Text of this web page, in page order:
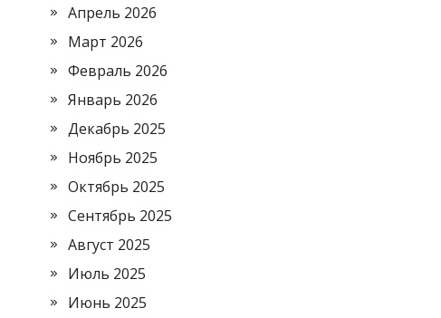
Апрель 2026
Март 2026
Февраль 2026
Январь 2026
Декабрь 2025
Ноябрь 2025
Октябрь 2025
Сентябрь 2025
Август 2025
Июль 2025
Июнь 2025